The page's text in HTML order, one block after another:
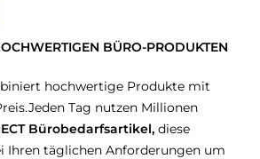
BÜRO-PRODUKTEN
hochwertige Produkte mit
Tag nutzen Millionen
Bürobedarfsartikel, diese
Ihren täglichen Anforderungen um